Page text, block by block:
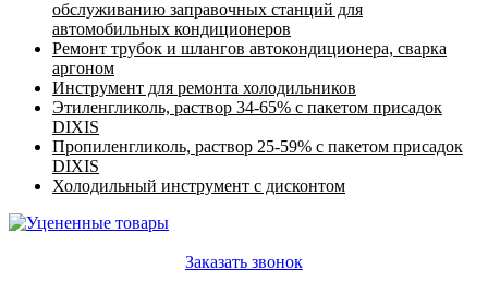
обслуживанию заправочных станций для
автомобильных кондиционеров
Ремонт трубок и шлангов автокондиционера, сварка
аргоном
Инструмент для ремонта холодильников
Этиленгликоль, раствор 34-65% с пакетом присадок
DIXIS
Пропиленгликоль, раствор 25-59% с пакетом присадок
DIXIS
Холодильный инструмент с дисконтом
Заказать звонок